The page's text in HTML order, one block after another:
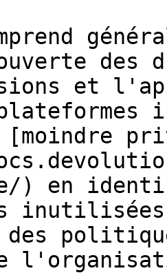
et
[moindre
) en